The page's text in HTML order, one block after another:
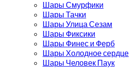
Шары Смурфики
Шары Тачки
Шары Улица Сезам
Шары Фиксики
Шары Финес и Ферб
Шары Холодное сердце
Шары Человек Паук